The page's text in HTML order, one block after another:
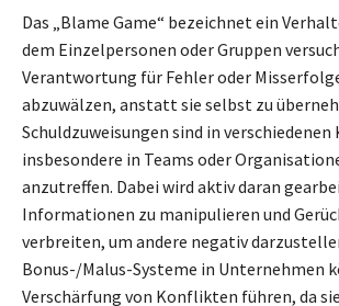
Das „Blame Game“ bezeichnet ein
dem Einzelpersonen oder Gruppen
Verantwortung für Fehler oder
abzuwälzen, anstatt sie selbst zu
Schuldzuweisungen sind in
insbesondere in Teams oder
anzutreffen. Dabei wird aktiv daran
Informationen zu manipulieren und
verbreiten, um andere negativ
Bonus-/Malus-Systeme in Unternehmen
Verschärfung von Konflikten führen, da